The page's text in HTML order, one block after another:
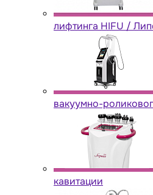
лифтинга HIFU /
вакуумно-
кавитации